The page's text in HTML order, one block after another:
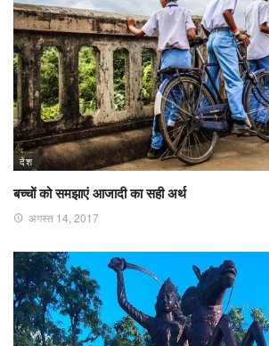
देश
बच्चों को समझाएं आजादी का सही अर्थ
अगस्त 14, 2017